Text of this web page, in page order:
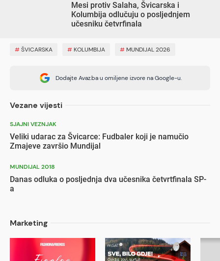
Mesi protiv Salaha, Švicarska i
Kolumbija odlučuju o posljednjem
učesniku četvrfinala
#ŠVICARSKA # KOLUMBIJA # MUNDIJAL 2026
Dodajte Avaz.ba u omiljene izvore na Google-u.
Vezane vijesti
SJAJNI VEZNJAK
Veliki udarac za Švicarce: Fudbaler koji je namučio
Zmajeve završio Mundijal
MUNDIJAL 2018
Danas odluka o posljednja dva učesnika četvrtfinala SP-
a
Marketing